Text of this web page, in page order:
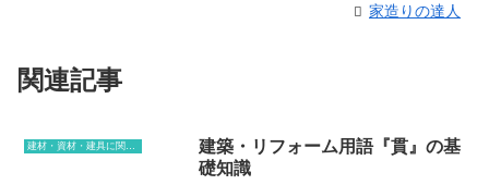
家造りの達人
関連記事
建材・資材・建具に関する用語
建築・リフォーム用語『貫』の基
礎知識